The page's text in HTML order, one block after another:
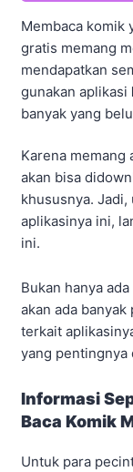
Membaca komik
gratis memang
mendapatkan
gunakan aplikasi
banyak yang
Karena memang
akan bisa
khususnya.
aplikasinya ini,
ini.
Bukan hanya
akan ada
terkait
yang pentingnya
Informasi
Baca Komik
Untuk para